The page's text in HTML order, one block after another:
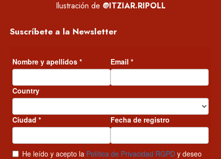
Ilustración de @ITZIAR.RIPOLL
Suscríbete a la Newsletter